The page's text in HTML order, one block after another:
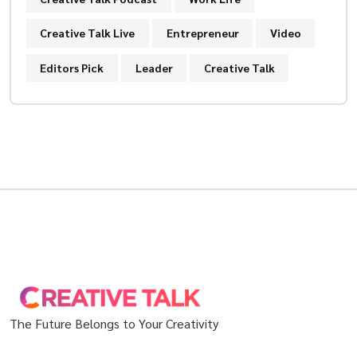
Creative Talk Live Entrepreneur Video
Editors Pick Leader Creative Talk
The Future Belongs to Your Creativity